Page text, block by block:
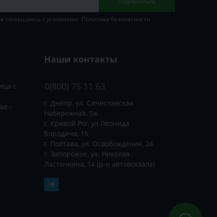
соглашаюсь с условиями Политика безопасности
с
-
Наши контакты
0(800) 75 11 63
г. Днепр, ул. Сичеславская
Набережная, 5ж
г. Кривой Рог, ул.Леонида
Бородича, 15
г. Полтава, ул. Освобождения, 24
г. Запорожье, ул. Николая
Ласточкина, 14 (р-н автовокзала)